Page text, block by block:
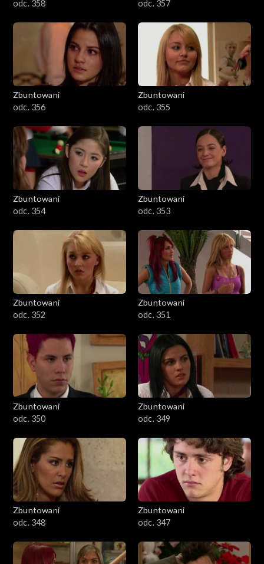
odc. 358 odc. 357
Zbuntowani
odc. 356
Zbuntowani
odc. 355
Zbuntowani
odc. 354
Zbuntowani
odc. 353
Zbuntowani
odc. 352
Zbuntowani
odc. 351
Zbuntowani
odc. 350
Zbuntowani
odc. 349
Zbuntowani
odc. 348
Zbuntowani
odc. 347